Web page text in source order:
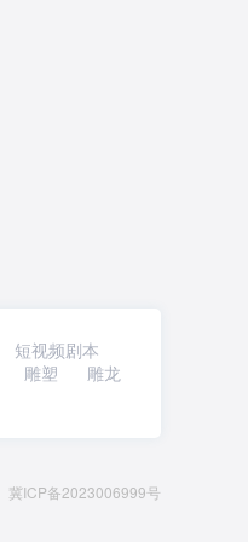
短视频剧本
雕塑
雕龙
冀ICP备2023006999号